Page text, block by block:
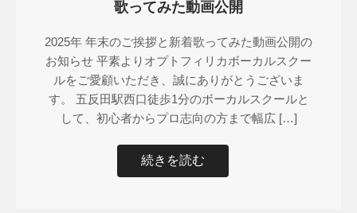
歌ってみた動画公開
2025年 年末のご挨拶と新着歌ってみた動画公開の
お知らせ 平素よりオプトフィリカボーカルスクー
ルをご愛顧いただき、誠にありがとうございま
す。 五反田駅西口徒歩1分のボーカルスクールと
して、初心者からプロ志向の方まで幅広 […]
続きを読む